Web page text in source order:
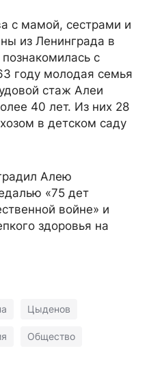
с мамой, сестрами и
из Ленинграда в
с
году молодая семья
стаж Алеи
40 лет. Из них 28
в детском саду
Алею
«75 дет
войне» и
здоровья на
Цыденов
Общество